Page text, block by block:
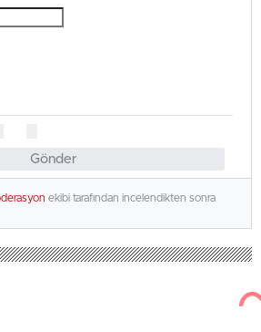
Gönder
ekibi tarafından incelendikten sonra